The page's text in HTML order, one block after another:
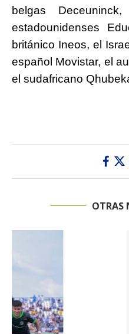
belgas
estadounidenses
británico Ineos, el
español Movistar, el
el sudafricano
OTRAS